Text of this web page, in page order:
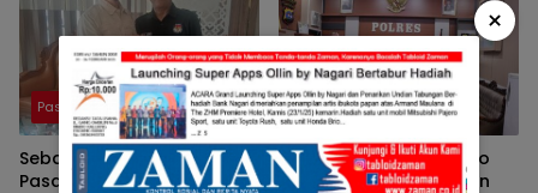
Pasaman
Sebagai Ketua DPRD
Pasaman, Nelfri Asfandi
Pasaman
Pers Bersatu Tuah Saiyo
Bersilahturahmi Dengan
×